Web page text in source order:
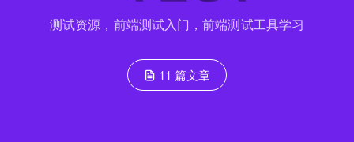
测试资源，前端测试入门，前端测试工具学习
11 篇文章